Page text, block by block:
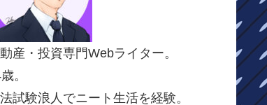
産・投資専門Webライター。
。
試験浪人でニート生活を経験。